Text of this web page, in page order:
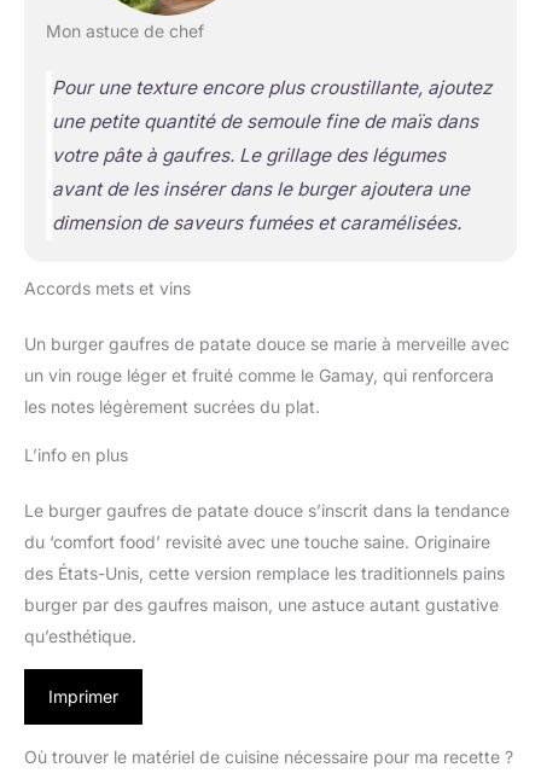
Mon astuce de chef
Pour une texture encore plus croustillante, ajoutez
une petite quantité de semoule fine de maïs dans
votre pâte à gaufres. Le grillage des légumes
avant de les insérer dans le burger ajoutera une
dimension de saveurs fumées et caramélisées.
Accords mets et vins
Un burger gaufres de patate douce se marie à merveille avec
un vin rouge léger et fruité comme le Gamay, qui renforcera
les notes légèrement sucrées du plat.
L’info en plus
Le burger gaufres de patate douce s’inscrit dans la tendance
du ‘comfort food’ revisité avec une touche saine. Originaire
des États-Unis, cette version remplace les traditionnels pains
burger par des gaufres maison, une astuce autant gustative
qu’esthétique.
Imprimer
Où trouver le matériel de cuisine nécessaire pour ma recette ?